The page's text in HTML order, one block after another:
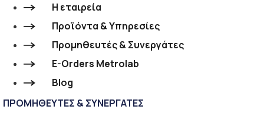
Η εταιρεία
Προϊόντα & Υπηρεσίες
Προμηθευτές & Συνεργάτες
E-Orders Metrolab
Blog
ΠΡΟΜΗΘΕΥΤΕΣ & ΣΥΝΕΡΓΑΤΕΣ